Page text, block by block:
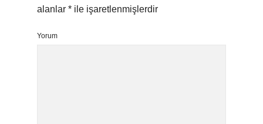
alanlar * ile işaretlenmişlerdir
Yorum